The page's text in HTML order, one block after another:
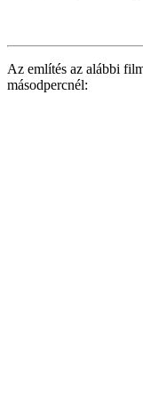
Az említés az alábbi
másodpercnél: